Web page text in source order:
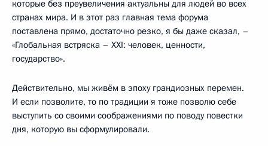
которые без преувеличения актуальны для людей во всех
странах мира. И в этот раз главная тема форума
поставлена прямо, достаточно резко, я бы даже сказал, –
«Глобальная встряска – XXI: человек, ценности,
государство».
Действительно, мы живём в эпоху грандиозных перемен.
И если позволите, то по традиции я тоже позволю себе
выступить со своими соображениями по поводу повестки
дня, которую вы сформулировали.